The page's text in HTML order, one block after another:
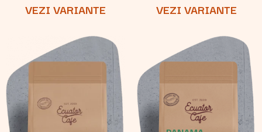
VEZI VARIANTE
VEZI VARIANTE